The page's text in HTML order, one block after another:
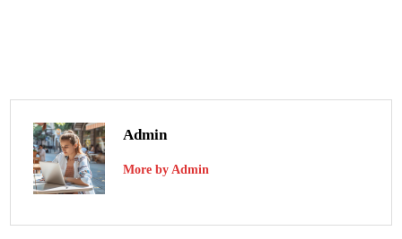
Admin
More by Admin